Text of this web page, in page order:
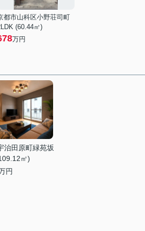
都市山科区小野荘司町
(60.44㎡)
万円
治田原町緑苑坂
㎡)
円